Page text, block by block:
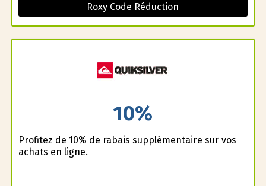
Roxy Code Réduction
10%
Profitez de 10% de rabais supplémentaire sur vos
achats en ligne.